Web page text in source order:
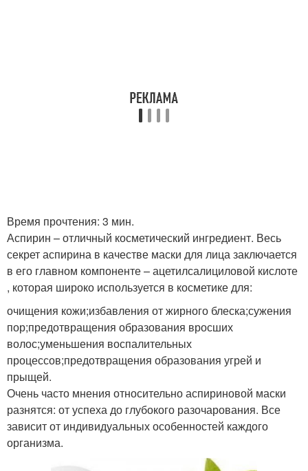
пятен
Маска для сухой кожи
Время прочтения: 3 мин.
Аспирин – отличный косметический ингредиент. Весь
секрет аспирина в качестве маски для лица заключается
в его главном компоненте – ацетилсалициловой кислоте
, которая широко используется в косметике для:
очищения кожи;избавления от жирного блеска;сужения
пор;предотвращения образования вросших
волос;уменьшения воспалительных
процессов;предотвращения образования угрей и
прыщей.
Очень часто мнения относительно аспириновой маски
разнятся: от успеха до глубокого разочарования. Все
зависит от индивидуальных особенностей каждого
организма.